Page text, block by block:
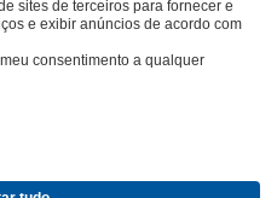
Spare parts
KSB
bombas e válvulas
civilEnergia